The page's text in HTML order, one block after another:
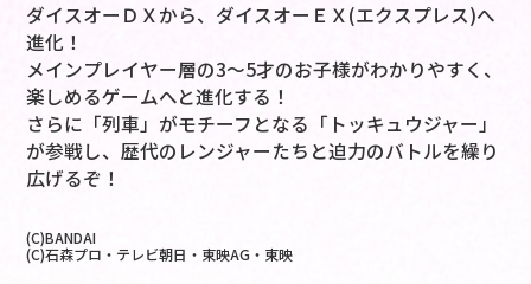
ダイスオーＤＸから、ダイスオーＥＸ(エクスプレス)へ
進化！
メインプレイヤー層の3～5才のお子様がわかりやすく、
楽しめるゲームへと進化する！
さらに「列車」がモチーフとなる「トッキュウジャー」
が参戦し、歴代のレンジャーたちと迫力のバトルを繰り
広げるぞ！
(C)BANDAI
(C)石森プロ・テレビ朝日・東映AG・東映